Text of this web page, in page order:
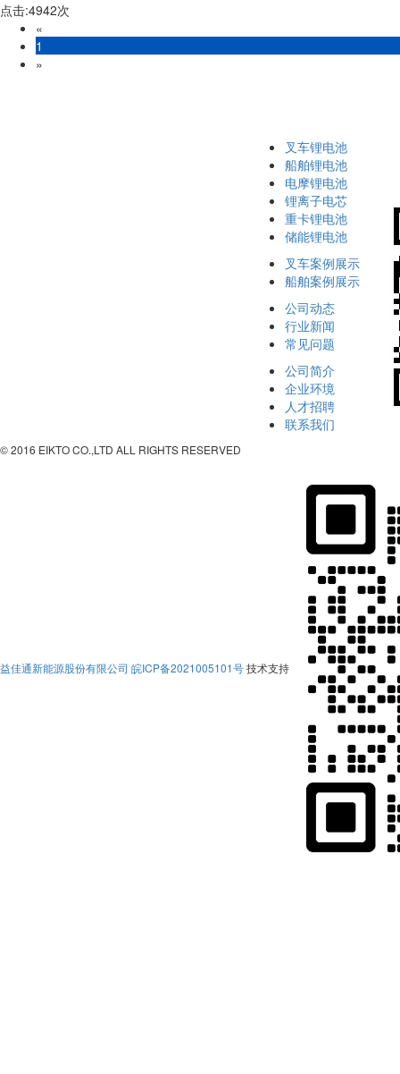
点击:4942次
«
1
»
叉车锂电池
船舶锂电池
电摩锂电池
锂离子电芯
重卡锂电池
储能锂电池
叉车案例展示
船舶案例展示
公司动态
行业新闻
常见问题
公司简介
企业环境
人才招聘
联系我们
© 2016 EIKTO CO.,LTD ALL RIGHTS RESERVED
益佳通新能源股份有限公司 皖ICP备2021005101号技术支持